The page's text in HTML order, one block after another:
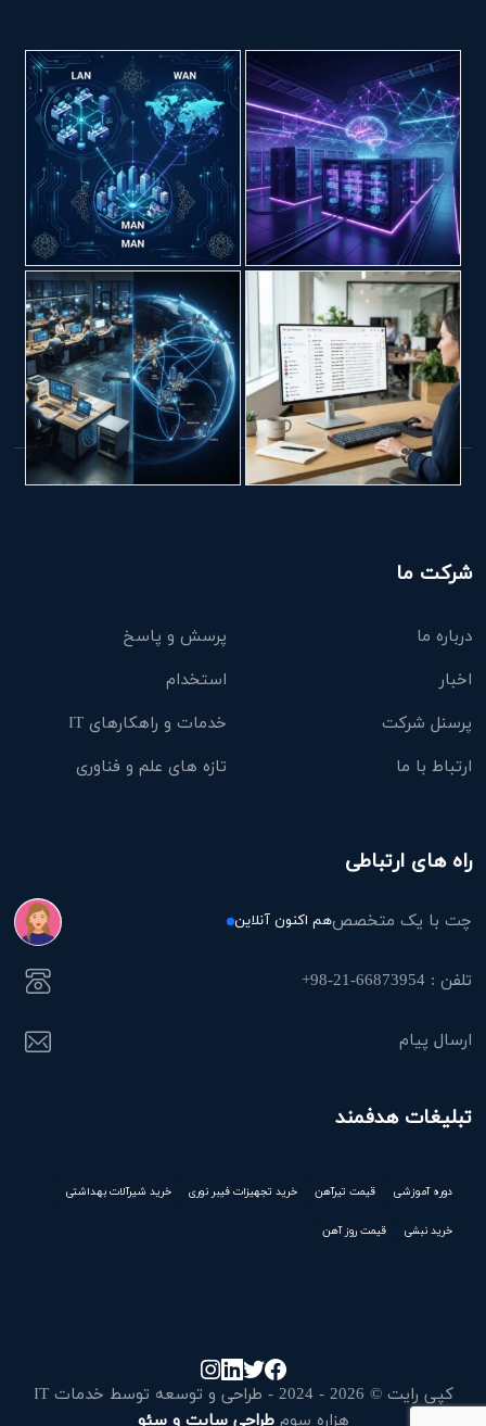
شرکت ما
درباره ما
پرسش و پاسخ
اخبار
استخدام
پرسنل شرکت
خدمات و راهکارهای IT
ارتباط با ما
تازه های علم و فناوری
راه های ارتباطی
چت با یک متخصصهم اکنون آنلاین
تلفن : 66873954-21-98+
ارسال پیام
تبلیغات هدفمند
دوره آموزشی قیمت تیرآهن خرید تجهیزات فیبر نوری خرید شیرآلات بهداشتی
خرید نبشی قیمت روز آهن
کپی رایت © 2026 - 2024 - طراحی و توسعه توسط خدمات IT
هزاره سومطراحی سایت و سئو